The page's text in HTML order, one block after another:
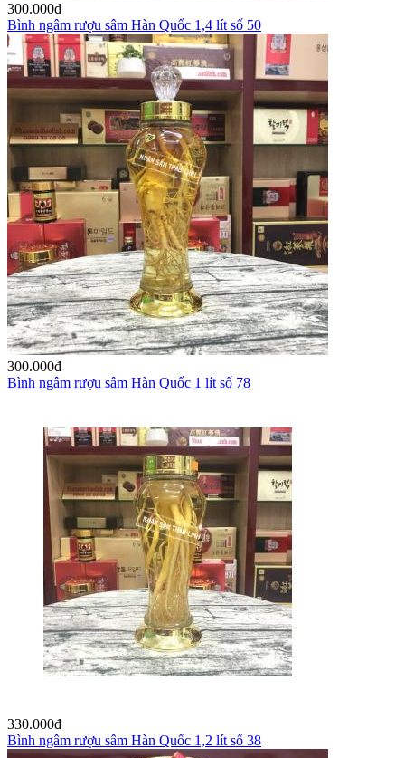
300.000đ
Bình ngâm rượu sâm Hàn Quốc 1,4 lít số 50
300.000đ
Bình ngâm rượu sâm Hàn Quốc 1 lít số 78
330.000đ
Bình ngâm rượu sâm Hàn Quốc 1,2 lít số 38